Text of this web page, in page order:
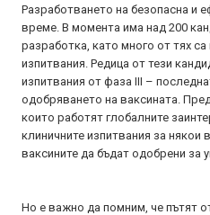
Разработването на безопасна и
време. В момента има над 200
разработка, като много от тях
изпитвания. Редица от тези
изпитвания от фаза III –
одобряването на ваксината.
които работят глобалните
клиничните изпитвания за някои
ваксините да бъдат одобрени за
Но е важно да помним, че пътят